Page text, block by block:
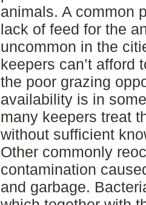
animals. A common
lack of feed for the
uncommon in the
keepers can’t afford
the poor grazing
availability is in
many keepers treat
without sufficient
Other commonly
contamination
and garbage.